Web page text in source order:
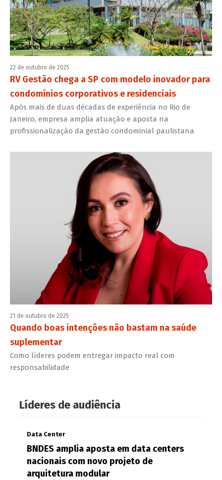
22 de outubro de 2025
RV Gestão chega a SP com modelo inovador para
condomínios corporativos e residenciais
Após mais de duas décadas de experiência no Rio de
Janeiro, empresa amplia atuação e aposta na
profissionalização da gestão condominial paulistana
21 de outubro de 2025
Quando boas intenções não bastam na saúde
suplementar
Como líderes podem entregar impacto real com
responsabilidade
Líderes de audiência
Data Center
BNDES amplia aposta em data centers
nacionais com novo projeto de
arquitetura modular